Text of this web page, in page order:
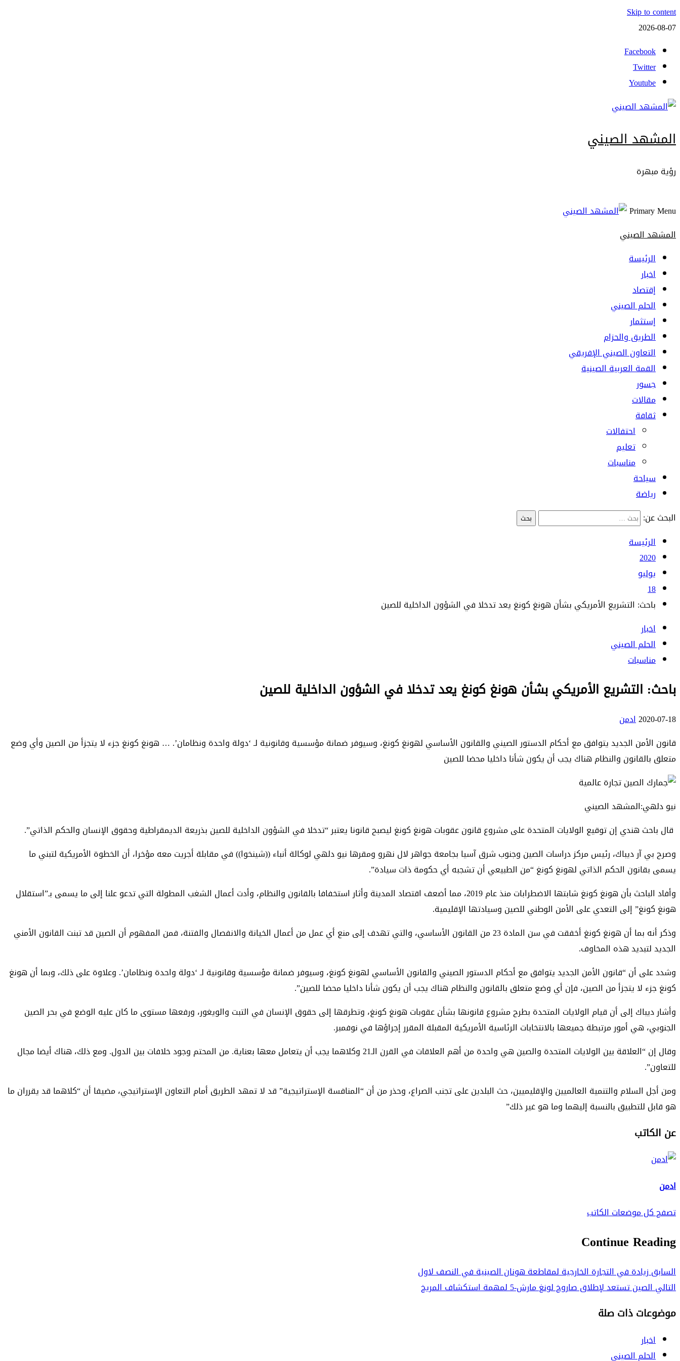
Skip to content
2026-08-07
Facebook
Twitter
Youtube
المشهد الصيني
رؤية مبهرة
Primary Menu
المشهد الصيني
الرئيسة
اخبار
إقتصاد
الحلم الصيني
إستثمار
الطريق والحزام
التعاون الصيني الإفريقي
القمة العربية الصينية
جسور
مقالات
ثقافة
احتفالات
تعليم
مناسبات
سياحة
رياضة
البحث عن:
الرئيسة
2020
يوليو
18
باحث: التشريع الأمريكي بشأن هونغ كونغ يعد تدخلا في الشؤون الداخلية للصين
اخبار
الحلم الصيني
مناسبات
باحث: التشريع الأمريكي بشأن هونغ كونغ يعد تدخلا في الشؤون الداخلية للصين
2020-07-18ادمن
قانون الأمن الجديد يتوافق مع أحكام الدستور الصيني والقانون الأساسي لهونغ كونغ، وسيوفر ضمانة مؤسسية وقانونية لـ ‘دولة واحدة ونظامان’. … هونغ كونغ جزء لا يتجزأ من الصين وأي وضع
متعلق بالقانون والنظام هناك يجب أن يكون شأنا داخليا محضا للصين
نيو دلهي:المشهد الصيني
قال باحث هندي إن توقيع الولايات المتحدة على مشروع قانون عقوبات هونغ كونغ ليصبح قانونا يعتبر “تدخلا في الشؤون الداخلية للصين بذريعة الديمقراطية وحقوق الإنسان والحكم الذاتي”.
وصرح بي آر ديباك، رئيس مركز دراسات الصين وجنوب شرق آسيا بجامعة جواهر لال نهرو ومقرها نيو دلهي لوكالة أنباء ((شينخوا)) في مقابلة أجريت معه مؤخرا، أن الخطوة الأمريكية لتبني ما
يسمى بقانون الحكم الذاتي لهونغ كونغ “من الطبيعي أن تشجبه أي حكومة ذات سيادة”.
وأفاد الباحث بأن هونغ كونغ شابتها الاضطرابات منذ عام 2019، مما أضعف اقتصاد المدينة وأثار استخفافا بالقانون والنظام، وأدت أعمال الشغب المطولة التي تدعو علنا إلى ما يسمى بـ”استقلال
هونغ كونغ” إلى التعدي على الأمن الوطني للصين وسيادتها الإقليمية.
وذكر أنه بما أن هونغ كونغ أخفقت في سن المادة 23 من القانون الأساسي، والتي تهدف إلى منع أي عمل من أعمال الخيانة والانفصال والفتنة، فمن المفهوم أن الصين قد تبنت القانون الأمني
الجديد لتبديد هذه المخاوف.
وشدد على أن “قانون الأمن الجديد يتوافق مع أحكام الدستور الصيني والقانون الأساسي لهونغ كونغ، وسيوفر ضمانة مؤسسية وقانونية لـ ‘دولة واحدة ونظامان’. وعلاوة على ذلك، وبما أن هونغ
كونغ جزء لا يتجزأ من الصين، فإن أي وضع متعلق بالقانون والنظام هناك يجب أن يكون شأنا داخليا محضا للصين”.
وأشار ديباك إلى أن قيام الولايات المتحدة بطرح مشروع قانونها بشأن عقوبات هونغ كونغ، وتطرقها إلى حقوق الإنسان في التبت والويغور، ورفعها مستوى ما كان عليه الوضع في بحر الصين
الجنوبي، هي أمور مرتبطة جميعها بالانتخابات الرئاسية الأمريكية المقبلة المقرر إجراؤها في نوفمبر.
وقال إن “العلاقة بين الولايات المتحدة والصين هي واحدة من أهم العلاقات في القرن الـ21 وكلاهما يجب أن يتعامل معها بعناية. من المحتم وجود خلافات بين الدول. ومع ذلك، هناك أيضا مجال
للتعاون”.
ومن أجل السلام والتنمية العالميين والإقليميين، حث البلدين على تجنب الصراع، وحذر من أن “المنافسة الإستراتيجية” قد لا تمهد الطريق أمام التعاون الإستراتيجي، مضيفا أن “كلاهما قد يقرران ما
هو قابل للتطبيق بالنسبة إليهما وما هو غير ذلك”
عن الكاتب
ادمن
تصفح كل موضعات الكاتب
Continue Reading
السابقزيادة في التجارة الخارجية لمقاطعة هونان الصينية في النصف لاول
التاليالصين تستعد لإطلاق صاروخ لونغ مارش-5 لمهمة استكشاف المريخ
موضوعات ذات صلة
اخبار
الحلم الصيني